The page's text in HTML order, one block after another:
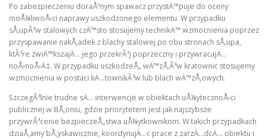
Po zabezpieczeniu doraÅºnym spawacz przystÄ™puje do oceny
moÅ¼liwoÅ›ci naprawy uszkodzonego elementu. W przypadku
sÅ‚upÃ³w stalowych czÄ™sto stosujemy technikÄ™ wzmocnienia poprzez
przyspawanie nakÅ‚adek z blachy stalowej po obu stronach sÅ‚upa,
ktÃ³re zwiÄ™kszajÄ… jego przekrÃ³j poprzeczny i przywracajÄ…
noÅ›noÅ›Ä‡. W przypadku uszkodzeÅ„ wÄ™zÅ‚Ã³w kratownic stosujemy
wzmocnienia w postaci kÄ…townikÃ³w lub blach wÄ™zÅ‚owych.
SzczegÃ³lnie trudne sÄ… interwencje w obiektach uÅ¼ytecznoÅ›ci
publicznej w BÅ‚oniu, gdzie priorytetem jest jak najszybsze
przywrÃ³cenie bezpieczeÅ„stwa uÅ¼ytkownikom. W takich przypadkach
dziaÅ‚amy bÅ‚yskawicznie, koordynujÄ…c prace z zarzÄ…dcÄ… obiektu i